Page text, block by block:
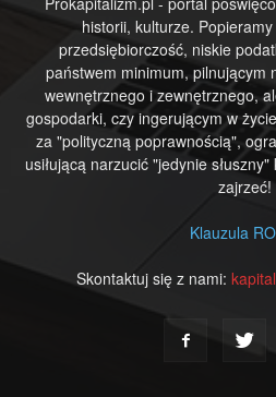
historii, kulturze.
przedsiębiorczość, niskie
państwem minimum, pilnującym
wewnętrznego i zewnętrznego,
gospodarki, czy ingerującym w
za "polityczną poprawnością",
usiłującą narzucić "jedynie
zajrzeć!
Klauzula
Skontaktuj się z nami: